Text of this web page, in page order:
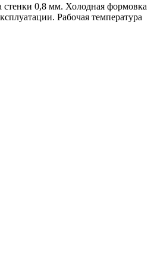
0,8 мм. Холодная формовка
Рабочая температура